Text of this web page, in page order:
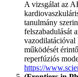
A vizsgálat az
tanulmány
felszabadulását
vazodilatációval
működését
reperfúziós
https://